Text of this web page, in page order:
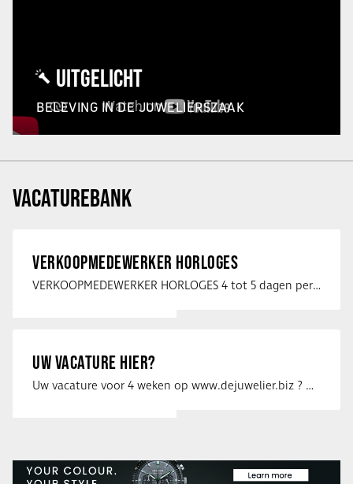
UITGELICHT
BELEVING IN DE JUWELIERSZAAK
VACATUREBANK
VERKOOPMEDEWERKER HORLOGES
VERKOOPMEDEWERKER HORLOGES 4 tot 5 dagen per week Heb jij een passie voor …
UW VACATURE HIER?
Uw vacature voor 4 weken op www.dejuwelier.biz ? Neem dan contact op met …